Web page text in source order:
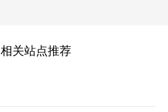
相关站点推荐